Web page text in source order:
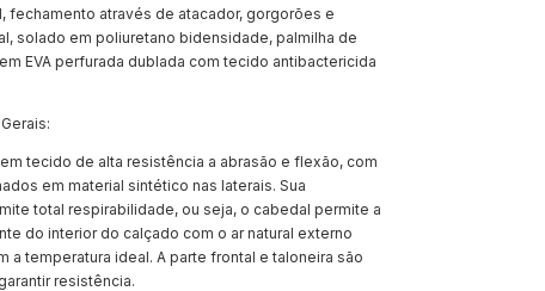
fechamento através de atacador, gorgorões e
solado em poliuretano bidensidade, palmilha de
EVA perfurada dublada com tecido antibactericida
em tecido de alta resistência a abrasão e flexão, com
em material sintético nas laterais. Sua
total respirabilidade, ou seja, o cabedal permite a
do interior do calçado com o ar natural externo
a temperatura ideal. A parte frontal e taloneira são
resistência.